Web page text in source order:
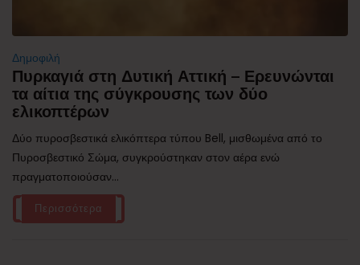
Δημοφιλή
Πυρκαγιά στη Δυτική Αττική – Ερευνώνται
τα αίτια της σύγκρουσης των δύο
ελικοπτέρων
Δύο πυροσβεστικά ελικόπτερα τύπου Bell, μισθωμένα από το
Πυροσβεστικό Σώμα, συγκρούστηκαν στον αέρα ενώ
πραγματοποιούσαν...
Περισσότερα